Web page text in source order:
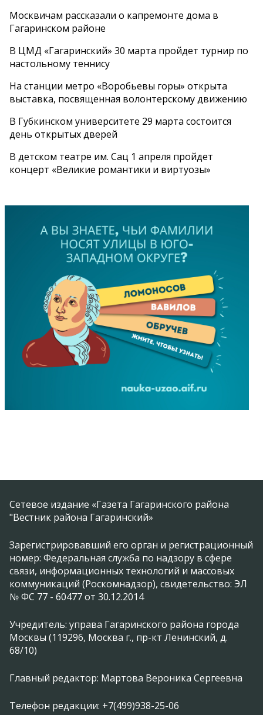
Москвичам рассказали о капремонте дома в
Гагаринском районе
В ЦМД «Гагаринский» 30 марта пройдет турнир по
настольному теннису
На станции метро «Воробьевы горы» открыта
выставка, посвященная волонтерскому движению
В Губкинском университете 29 марта состоится
день открытых дверей
В детском театре им. Сац 1 апреля пройдет
концерт «Великие романтики и виртуозы»
Сетевое издание «Газета Гагаринского района
"Вестник района Гагаринский»
Зарегистрировавший его орган и регистрационный
номер: Федеральная служба по надзору в сфере
связи, информационных технологий и массовых
коммуникаций (Роскомнадзор), свидетельство: ЭЛ
№ ФС 77 - 60477 от 30.12.2014
Учредитель: управа Гагаринского района города
Москвы (119296, Москва г., пр-кт Ленинский, д.
68/10)
Главный редактор: Мартова Вероника Сергеевна
Телефон редакции: +7(499)938-25-06